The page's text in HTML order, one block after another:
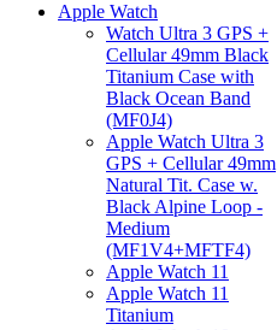
Apple Watch
Watch Ultra 3 GPS +
Cellular 49mm Black
Titanium Case with
Black Ocean Band
(MF0J4)
Apple Watch Ultra 3
GPS + Cellular 49mm
Natural Tit. Case w.
Black Alpine Loop -
Medium
(MF1V4+MFTF4)
Apple Watch 11
Apple Watch 11
Titanium